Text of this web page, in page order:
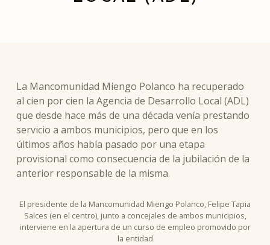
La Mancomunidad Miengo Polanco ha recuperado
al cien por cien la Agencia de Desarrollo Local (ADL)
que desde hace más de una década venía prestando
servicio a ambos municipios, pero que en los
últimos años había pasado por una etapa
provisional como consecuencia de la jubilación de la
anterior responsable de la misma.
El presidente de la Mancomunidad Miengo Polanco, Felipe Tapia
Salces (en el centro), junto a concejales de ambos municipios,
interviene en la apertura de un curso de empleo promovido por
la entidad